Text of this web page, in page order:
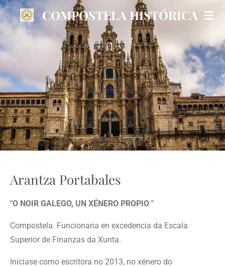
Ir
al
contenido
principal
COMPOSTELA HISTÓRICA
Arantza Portabales
"O NOIR GALEGO, UN XÉNERO PROPIO "
Compostela. Funcionaria en excedencia da Escala
Superior de Finanzas da Xunta.
Iníciase como escritora no 2013, no xénero do